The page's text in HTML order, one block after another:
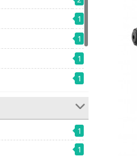
1
1
1
1
1
1
1
1
1
1
1
1
1
1